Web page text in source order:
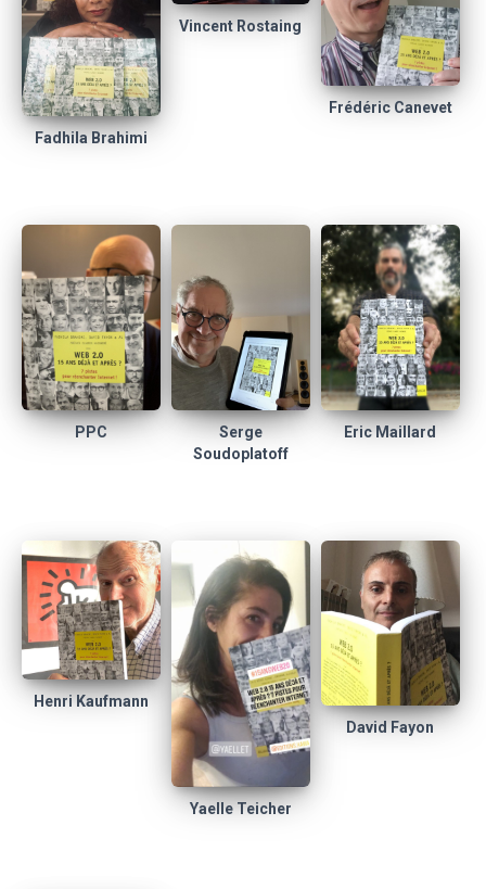
Fadhila Brahimi
Vincent Rostaing
Frédéric Canevet
PPC
Serge
Soudoplatoff
Eric Maillard
Henri Kaufmann
Yaelle Teicher
David Fayon